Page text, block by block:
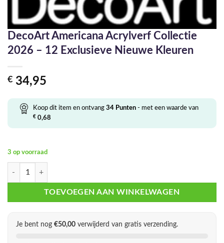
DecoArt Americana Acrylverf Collectie
2026 – 12 Exclusieve Nieuwe Kleuren
€ 34,95
Koop dit item en ontvang 34 Punten - met een waarde van
€ 0,68
3 op voorraad
DecoArt Americana Acrylverf Collectie 2026 – 12 Exclusieve Nieuwe
TOEVOEGEN AAN WINKELWAGEN
Je bent nog €50,00 verwijderd van gratis verzending.